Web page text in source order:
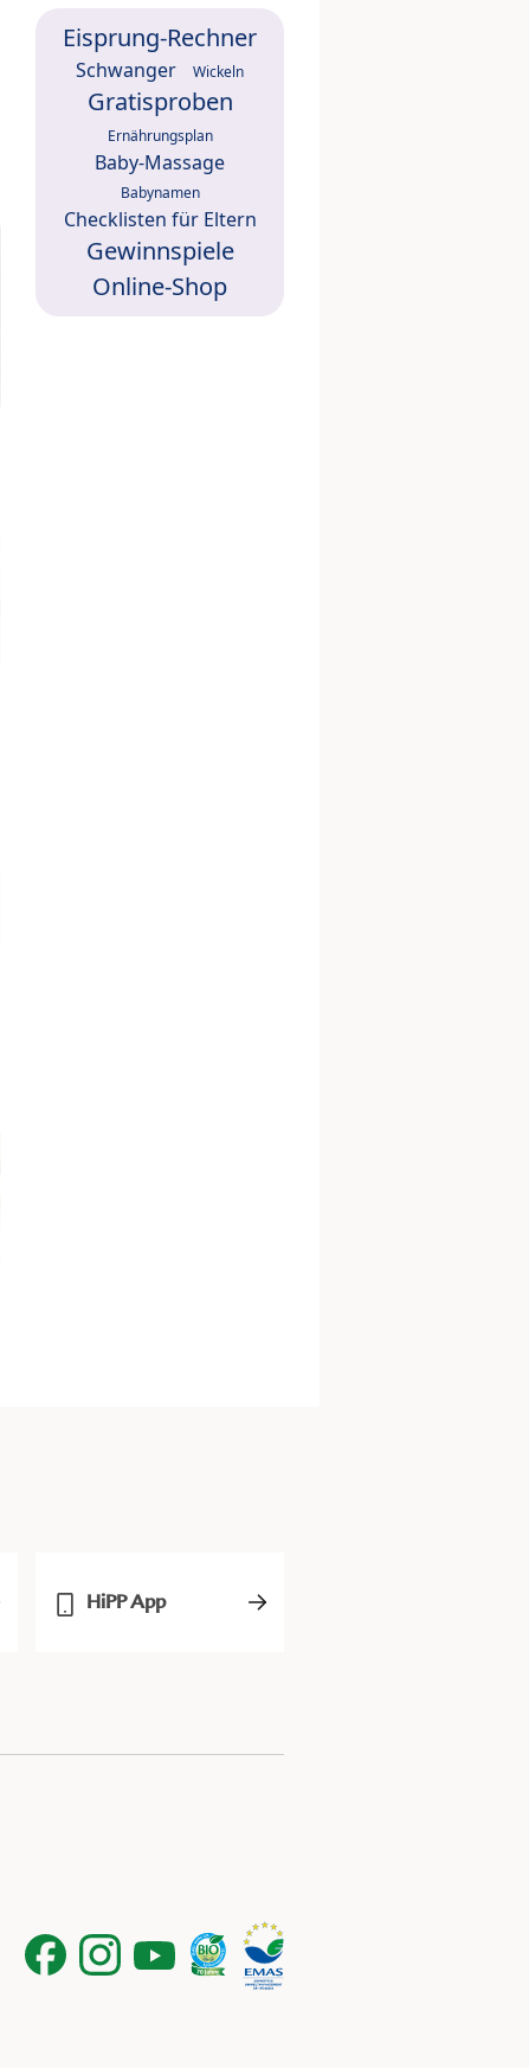
Eisprung-Rechner
Schwanger Wickeln
Gratisproben
Ernährungsplan
Baby-Massage
Babynamen
Checklisten für Eltern
Gewinnspiele
Online-Shop
HiPP App